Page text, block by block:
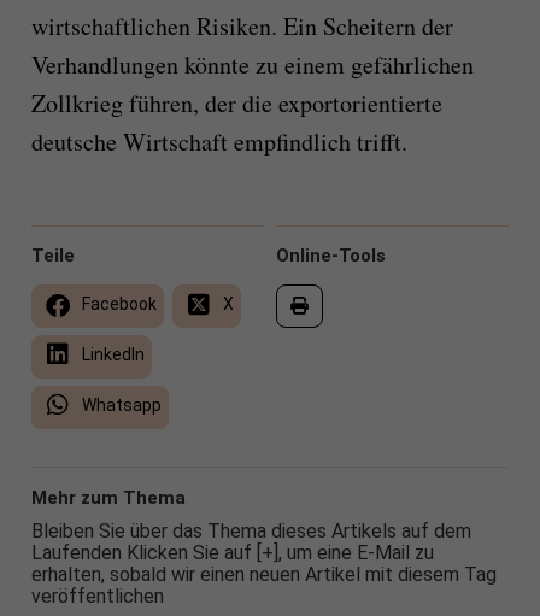
wirtschaftlichen Risiken. Ein Scheitern der
Verhandlungen könnte zu einem gefährlichen
Zollkrieg führen, der die exportorientierte
deutsche Wirtschaft empfindlich trifft.
Online-Tools
Teile
Facebook X
LinkedIn
Whatsapp
Mehr zum Thema
Bleiben Sie über das Thema dieses Artikels auf dem
Laufenden Klicken Sie auf [+], um eine E-Mail zu
erhalten, sobald wir einen neuen Artikel mit diesem Tag
veröffentlichen